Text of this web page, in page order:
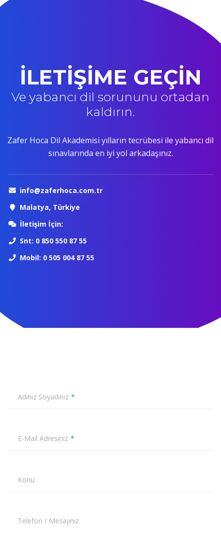
İLETİŞİME GEÇİN
Ve yabancı dil sorununu ortadan
kaldırın.
Zafer Hoca Dil Akademisi yılların tecrübesi ile yabancı dil
sınavlarında en iyi yol arkadaşınız.
info@zaferhoca.com.tr
Malatya, Türkiye
İletişim İçin:
Snt: 0 850 550 87 55
Mobil: 0 505 004 87 55
Adınız Soyadınız
E-Mail Adresiniz
Konu
Telefon / Mesajınız